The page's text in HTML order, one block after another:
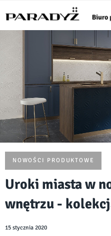
NOWOŚCI PRODUKTOWE
Uroki miasta w
wnętrzu -
15 stycznia 2020